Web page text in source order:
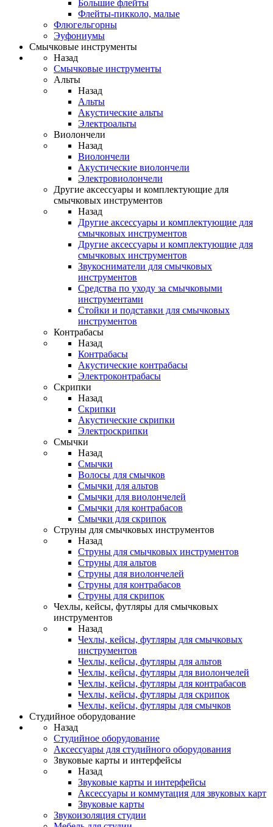
Большие флейты
Флейты-пикколо, малые
Флюгельгорны
Эуфониумы
Смычковые инструменты
Назад
Смычковые инструменты
Альты
Назад
Альты
Акустические альты
Электроальты
Виолончели
Назад
Виолончели
Акустические виолончели
Электровиолончели
Другие аксессуары и комплектующие для
смычковых инструментов
Назад
Другие аксессуары и комплектующие для
смычковых инструментов
Другие аксессуары и комплектующие для
смычковых инструментов
Звукосниматели для смычковых
инструментов
Средства по уходу за смычковыми
инструментами
Стойки и подставки для смычковых
инструментов
Контрабасы
Назад
Контрабасы
Акустические контрабасы
Электроконтрабасы
Скрипки
Назад
Скрипки
Акустические скрипки
Электроскрипки
Смычки
Назад
Смычки
Волосы для смычков
Смычки для альтов
Смычки для виолончелей
Смычки для контрабасов
Смычки для скрипок
Струны для смычковых инструментов
Назад
Струны для смычковых инструментов
Струны для альтов
Струны для виолончелей
Струны для контрабасов
Струны для скрипок
Чехлы, кейсы, футляры для смычковых
инструментов
Назад
Чехлы, кейсы, футляры для смычковых
инструментов
Чехлы, кейсы, футляры для альтов
Чехлы, кейсы, футляры для виолончелей
Чехлы, кейсы, футляры для контрабасов
Чехлы, кейсы, футляры для скрипок
Чехлы, кейсы, футляры для смычков
Студийное оборудование
Назад
Студийное оборудование
Аксессуары для студийного оборудования
Звуковые карты и интерфейсы
Назад
Звуковые карты и интерфейсы
Аксессуары и коммутация для звуковых карт
Звуковые карты
Звукоизоляция студии